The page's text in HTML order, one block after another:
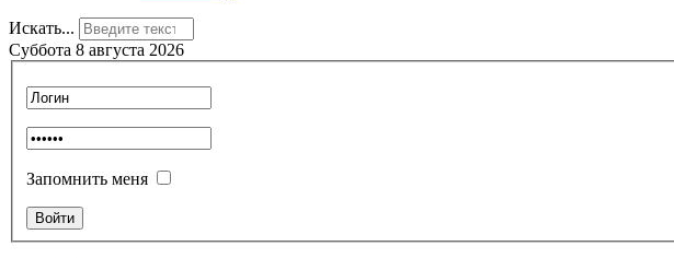
Искать...
Суббота 8 августа 2026
Запомнить меня